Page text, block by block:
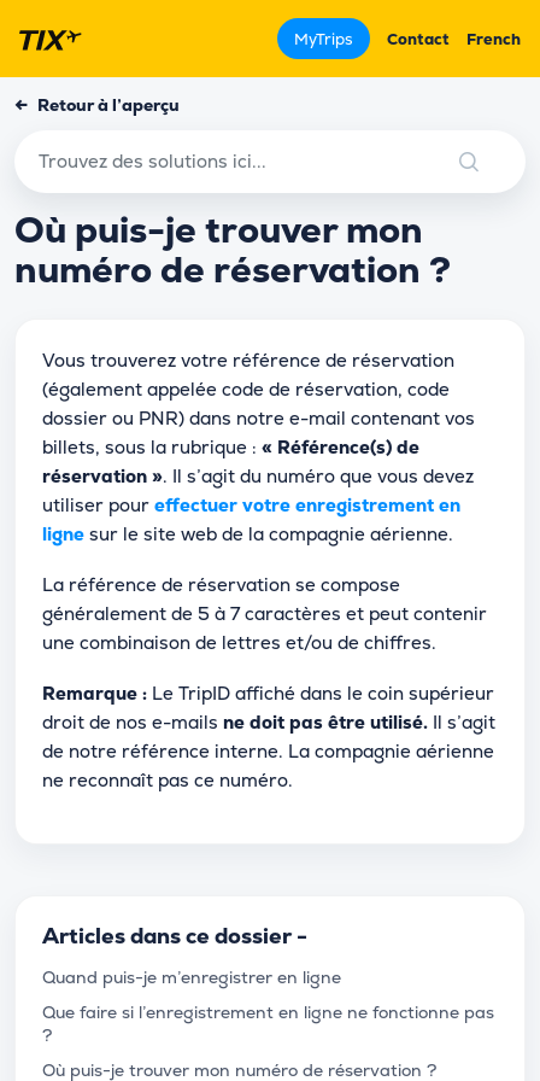
MyTrips Contact French
← Retour à l’aperçu
Où puis-je trouver mon
numéro de réservation ?
Vous trouverez votre référence de réservation
(également appelée code de réservation, code
dossier ou PNR) dans notre e-mail contenant vos
billets, sous la rubrique : « Référence(s) de
réservation ». Il s’agit du numéro que vous devez
utiliser pour effectuer votre enregistrement en
ligne sur le site web de la compagnie aérienne.
La référence de réservation se compose
généralement de 5 à 7 caractères et peut contenir
une combinaison de lettres et/ou de chiffres.
Remarque : Le TripID affiché dans le coin supérieur
droit de nos e-mails ne doit pas être utilisé. Il s’agit
de notre référence interne. La compagnie aérienne
ne reconnaît pas ce numéro.
Articles dans ce dossier -
Quand puis-je m’enregistrer en ligne
Que faire si l’enregistrement en ligne ne fonctionne pas
?
Où puis-je trouver mon numéro de réservation ?